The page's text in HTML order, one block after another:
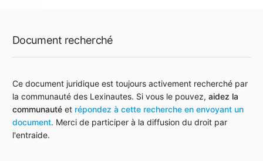
Document recherché
Ce document juridique est toujours activement recherché par
la communauté des Lexinautes. Si vous le pouvez, aidez la
communauté et répondez à cette recherche en envoyant un
document. Merci de participer à la diffusion du droit par
l'entraide.